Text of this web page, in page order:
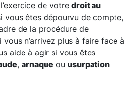
de votre droit au
vous êtes dépourvu de compte,
de la procédure de
vous n’arrivez plus à faire face à
aide à agir si vous êtes
, arnaque ou usurpation